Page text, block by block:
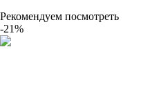
Рекомендуем посмотреть
-21%